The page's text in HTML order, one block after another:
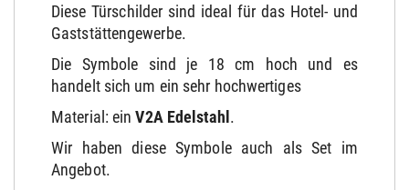
Diese Türschilder sind ideal für das Hotel- und
Gaststättengewerbe.
Die Symbole sind je 18 cm hoch und es
handelt sich um ein sehr hochwertiges
Material: einV2A Edelstahl.
Wir haben diese Symbole auch als Set im
Angebot.